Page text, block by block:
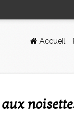
Accueil